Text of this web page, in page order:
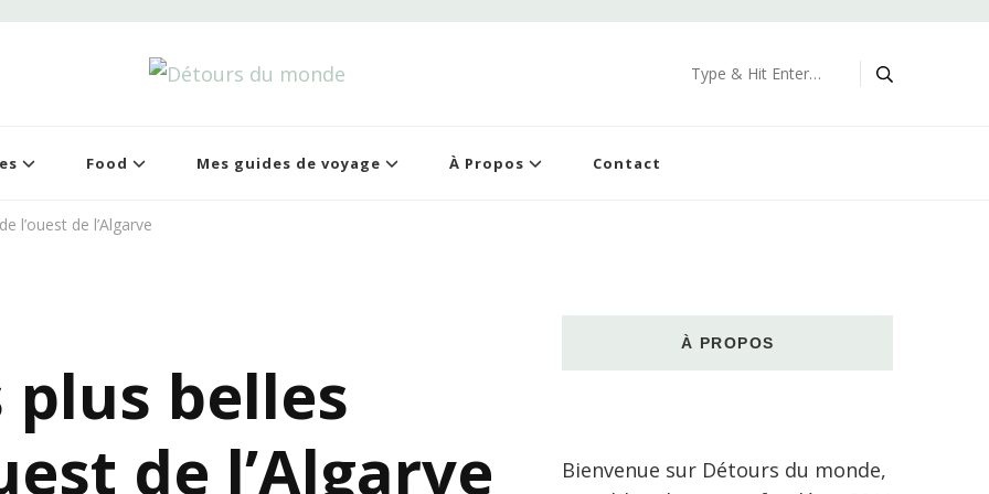
Looking
for
Food Mes guides de voyage À Propos Contact
l’ouest de l’Algarve
plus belles
de l’Algarve
À PROPOS
Bienvenue sur Détours du monde,